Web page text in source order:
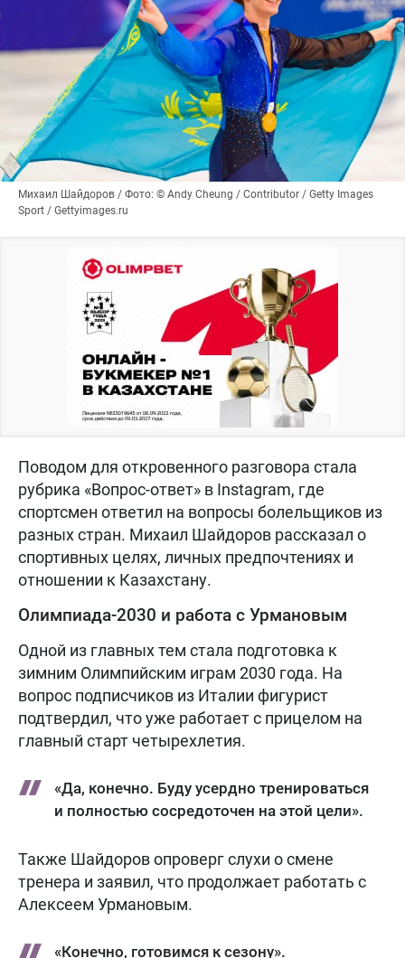
Михаил Шайдоров / Фото: © Andy Cheung / Contributor / Getty Images
Sport / Gettyimages.ru
Поводом для откровенного разговора стала
рубрика «Вопрос-ответ» в Instagram, где
спортсмен ответил на вопросы болельщиков из
разных стран. Михаил Шайдоров рассказал о
спортивных целях, личных предпочтениях и
отношении к Казахстану.
Олимпиада-2030 и работа с Урмановым
Одной из главных тем стала подготовка к
зимним Олимпийским играм 2030 года. На
вопрос подписчиков из Италии фигурист
подтвердил, что уже работает с прицелом на
главный старт четырехлетия.
«Да, конечно. Буду усердно тренироваться
и полностью сосредоточен на этой цели».
Также Шайдоров опроверг слухи о смене
тренера и заявил, что продолжает работать с
Алексеем Урмановым.
«Конечно, готовимся к сезону».